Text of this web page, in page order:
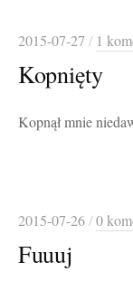
2015-07-27 / 1
Kopnięty
Kopnął mnie
2015-07-26/0
Fuuuj